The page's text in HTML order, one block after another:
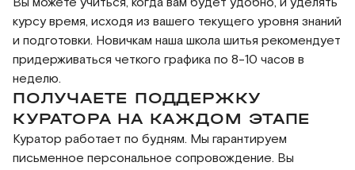
Вы можете учиться, когда вам будет удобно, и уделять
курсу время, исходя из вашего текущего уровня знаний
и подготовки. Новичкам наша школа шитья рекомендует
придерживаться четкого графика по 8-10 часов в
неделю.
ПОЛУЧАЕТЕ ПОДДЕРЖКУ
КУРАТОРА НА КАЖДОМ ЭТАПЕ
Куратор работает по будням. Мы гарантируем
письменное персональное сопровождение. Вы